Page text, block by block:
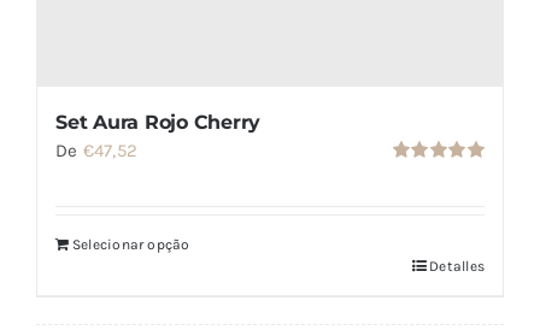
Set Aura Rojo Cherry
De €47,52
Selecionar opção
Detalles